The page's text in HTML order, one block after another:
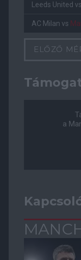
Leeds United vs
AC Milan vs
ELŐZŐ
a